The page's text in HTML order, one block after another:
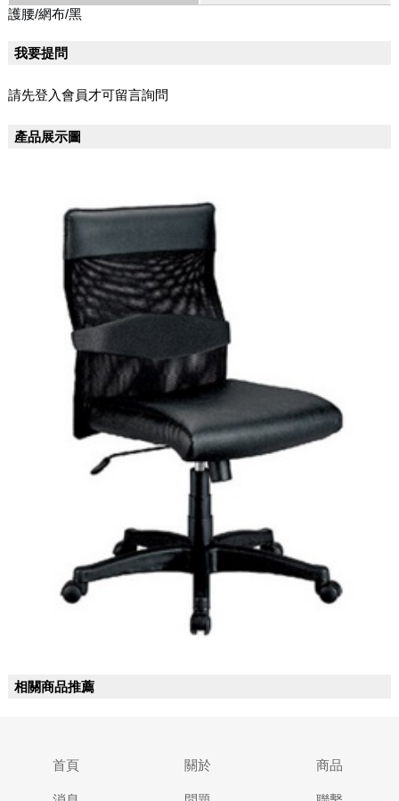
護腰/網布/黑
我要提問
請先登入會員才可留言詢問
產品展示圖
相關商品推薦
首頁 關於 商品